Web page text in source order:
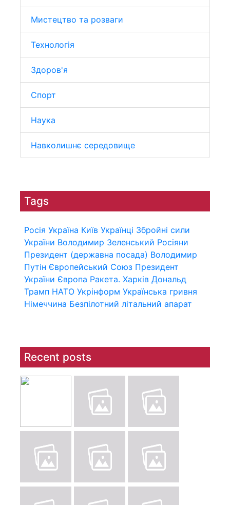
Мистецтво та розваги
Технологія
Здоров'я
Спорт
Наука
Навколишнє середовище
Tags
Росія Україна Київ Українці Збройні сили
України Володимир Зеленський Росіяни
Президент (державна посада) Володимир
Путін Європейський Союз Президент
України Європа Ракета. Харків Дональд
Трамп НАТО Укрінформ Українська гривня
Німеччина Безпілотний літальний апарат
Recent posts